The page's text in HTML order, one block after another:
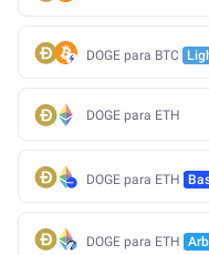
DOGE para BTC
DOGE para ETH
DOGE para ETH
DOGE para ETH